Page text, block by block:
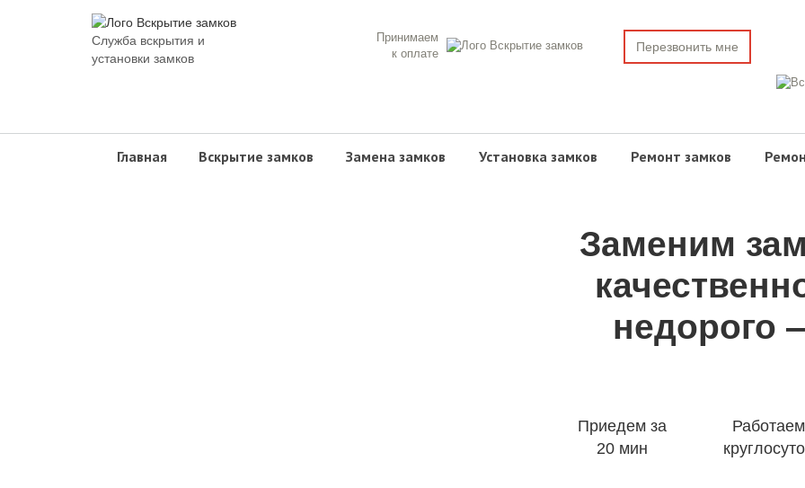
Служба вскрытия и
установки замков
Принимаем
к оплате
Перезвонить мне
Главная Вскрытие замков Замена замков Установка замков Ремонт замков
Заменим
недорого
Приедем за
20 мин
Работаем